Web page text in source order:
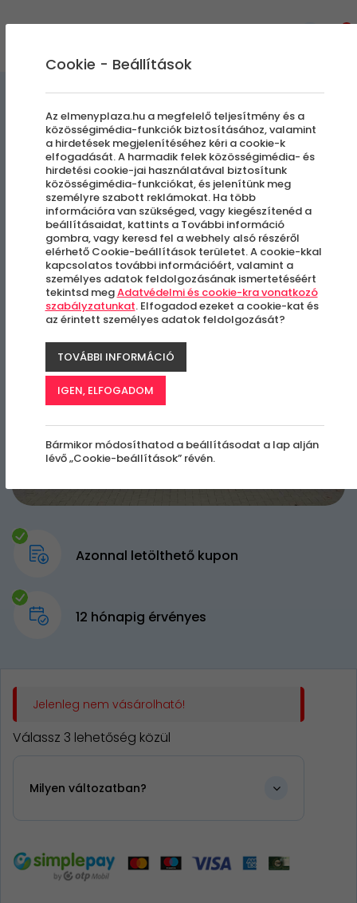
bérlése különleges alkalmakra
Veterán Autó Bérlése
Esküvőre
Budapest környéke
Azonnal letölthető kupon
12 hónapig érvényes
Jelenleg nem vásárolható!
Válassz 3 lehetőség közül
Milyen változatban?
Cookie - Beállítások
Az elmenyplaza.hu a megfelelő teljesítmény és a
közösségimédia-funkciók biztosításához, valamint
a hirdetések megjelenítéséhez kéri a cookie-k
elfogadását. A harmadik felek közösségimédia- és
hirdetési cookie-jai használatával biztosítunk
közösségimédia-funkciókat, és jelenítünk meg
személyre szabott reklámokat. Ha több
információra van szükséged, vagy kiegészítenéd a
beállításaidat, kattints a További információ
gombra, vagy keresd fel a webhely alsó részéről
elérhető Cookie-beállítások területet. A cookie-kkal
kapcsolatos további információért, valamint a
személyes adatok feldolgozásának ismertetéséért
tekintsd megAdatvédelmi és cookie-kra vonatkozó
szabályzatunkat. Elfogadod ezeket a cookie-kat és
az érintett személyes adatok feldolgozását?
TOVÁBBI INFORMÁCIÓ
IGEN, ELFOGADOM
Bármikor módosíthatod a beállításodat a lap alján
lévő „Cookie-beállítások” révén.